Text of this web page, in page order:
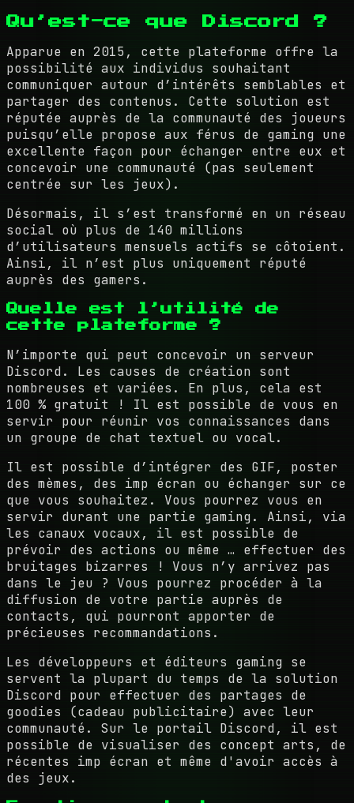
Qu’est-ce que Discord ?
Apparue en 2015, cette plateforme offre la
possibilité aux individus souhaitant
communiquer autour d’intérêts semblables et
partager des contenus. Cette solution est
réputée auprès de la communauté des joueurs
puisqu’elle propose aux férus de gaming une
excellente façon pour échanger entre eux et
concevoir une communauté (pas seulement
centrée sur les jeux).
Désormais, il s’est transformé en un réseau
social où plus de 140 millions
d’utilisateurs mensuels actifs se côtoient.
Ainsi, il n’est plus uniquement réputé
auprès des gamers.
Quelle est l’utilité de
cette plateforme ?
N’importe qui peut concevoir un serveur
Discord. Les causes de création sont
nombreuses et variées. En plus, cela est
100 % gratuit ! Il est possible de vous en
servir pour réunir vos connaissances dans
un groupe de chat textuel ou vocal.
Il est possible d’intégrer des GIF, poster
des mèmes, des imp écran ou échanger sur ce
que vous souhaitez. Vous pourrez vous en
servir durant une partie gaming. Ainsi, via
les canaux vocaux, il est possible de
prévoir des actions ou même … effectuer des
bruitages bizarres ! Vous n’y arrivez pas
dans le jeu ? Vous pourrez procéder à la
diffusion de votre partie auprès de
contacts, qui pourront apporter de
précieuses recommandations.
Les développeurs et éditeurs gaming se
servent la plupart du temps de la solution
Discord pour effectuer des partages de
goodies (cadeau publicitaire) avec leur
communauté. Sur le portail Discord, il est
possible de visualiser des concept arts, de
récentes imp écran et même d'avoir accès à
des jeux.